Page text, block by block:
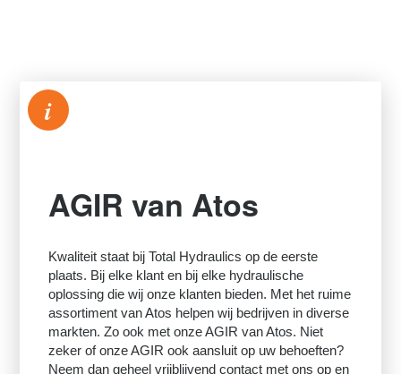
i
AGIR van Atos
Kwaliteit staat bij Total Hydraulics op de eerste
plaats. Bij elke klant en bij elke hydraulische
oplossing die wij onze klanten bieden. Met het ruime
assortiment van Atos helpen wij bedrijven in diverse
markten. Zo ook met onze AGIR van Atos. Niet
zeker of onze AGIR ook aansluit op uw behoeften?
Neem dan geheel vrijblijvend contact met ons op en